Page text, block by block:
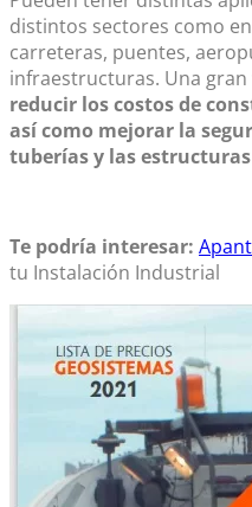
distintos sectores como
carreteras, puentes,
infraestructuras. Una gran
reducir los costos de
así como mejorar la
tuberías y las
Te podría interesar:
tu Instalación Industrial